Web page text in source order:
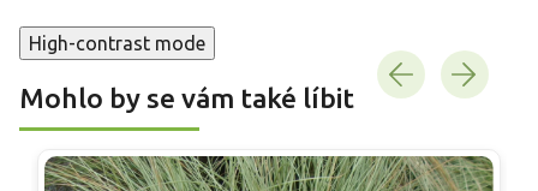
High-contrast mode
Mohlo by se vám také líbit